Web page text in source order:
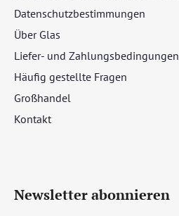
Datenschutzbestimmungen
Über Glas
Liefer- und Zahlungsbedingungen
Häufig gestellte Fragen
Großhandel
Kontakt
Newsletter abonnieren